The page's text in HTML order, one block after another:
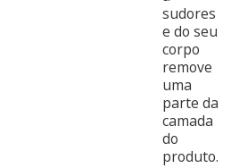
sudores
e do seu
corpo
remove
uma
parte da
camada
do
produto.